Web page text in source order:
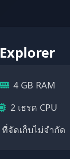
Explorer
4 GB RAM
2 เธรด CPU
ที่จัดเก็บไม่จำกัด